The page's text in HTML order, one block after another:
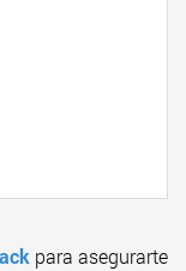
para asegurarte